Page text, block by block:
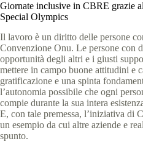
Giornate inclusive in CBRE grazie
Special Olympics
Il lavoro è un diritto delle persone
Convenzione Onu. Le persone con
opportunità degli altri e i giusti
mettere in campo buone attitudini e
gratificazione e una spinta
l’autonomia possibile che ogni
compie durante la sua intera
E, con tale premessa, l’iniziativa di
un esempio da cui altre aziende e
spunto.